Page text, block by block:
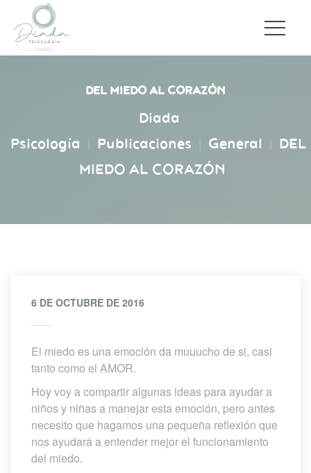
DEL MIEDO AL CORAZÓN
Diada
Psicología
Publicacione General
DEL
MIEDO AL CORAZÓN
6 DE OCTUBRE DE 2016
El miedo es una emoción da muuucho de si, casi
tanto como el AMOR.
Hoy voy a compartir algunas ideas para ayudar a
niños y niñas a manejar esta emoción, pero antes
necesito que hagamos una pequeña reflexión que
nos ayudará a entender mejor el funcionamiento
del miedo.